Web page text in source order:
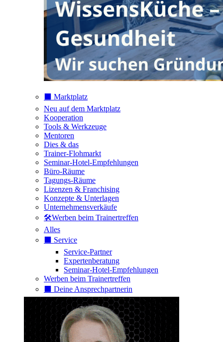
⬛️ Marktplatz
Neu auf dem Marktplatz
Kooperation
Tools & Werkzeuge
Mentoren
Dies & das
Trainer-Flohmarkt
Seminar-Hotel-Empfehlungen
Büro-Räume
Tagungs-Räume
Lizenzen & Franchising
Konzepte & Unterlagen
Unternehmensverkäufe
🛠️Werben beim Trainertreffen
Alles
⬛️ Service
Service-Partner
Expertenberatung
Seminar-Hotel-Empfehlungen
Werben beim Trainertreffen
⬛️ Deine Ansprechpartnerin